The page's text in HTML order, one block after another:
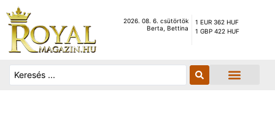
2026. 08. 6. csütörtök
Berta, Bettina
1 EUR 362 HUF
1 GBP 422 HUF